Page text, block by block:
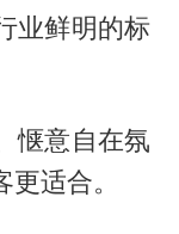
业鲜明的标
惬意自在氛
适合。